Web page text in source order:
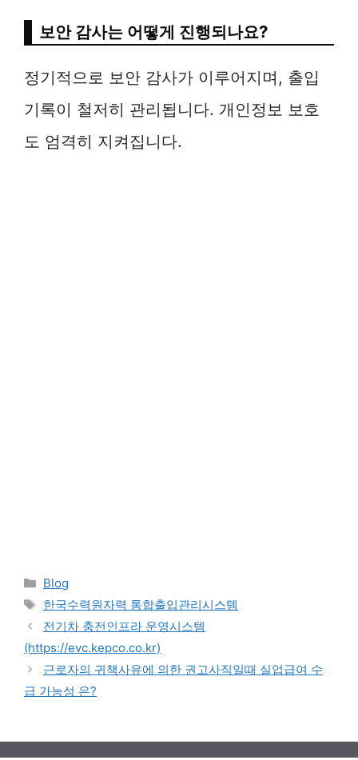
보안 감사는 어떻게 진행되나요?
정기적으로 보안 감사가 이루어지며, 출입
기록이 철저히 관리됩니다. 개인정보 보호
도 엄격히 지켜집니다.
Categories
Blog
Tags
한국수력원자력 통합출입관리시스템
전기차 충전인프라 운영시스템
(https://evc.kepco.co.kr)
근로자의 귀책사유에 의한 권고사직일때 실업급여 수
급 가능성 은?